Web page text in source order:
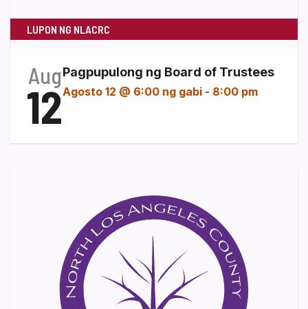
LUPON NG NLACRC
Aug
12
Pagpupulong ng Board of Trustees
Agosto 12 @ 6:00 ng gabi - 8:00 pm